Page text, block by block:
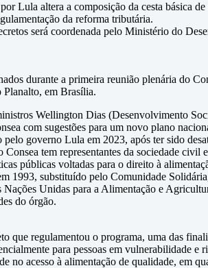
Lula altera a composição da cesta básica
da reforma tributária.
será coordenada pelo Ministério do
durante a primeira reunião plenária do
Planalto, em Brasília.
Wellington Dias (Desenvolvimento
com sugestões para um novo plano
governo Lula em 2023, após ter sido
tem representantes da sociedade civil
públicas voltadas para o direito à
1993, substituído pelo Comunidade
Nações Unidas para a Alimentação e
do órgão.
que regulamentou o programa, uma das
para pessoas em vulnerabilidade e
no acesso à alimentação de qualidade, em